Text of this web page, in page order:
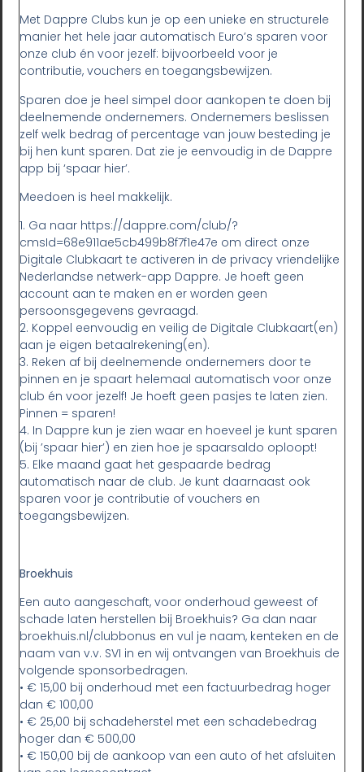
Met Dappre Clubs kun je op een unieke en structurele
manier het hele jaar automatisch Euro’s sparen voor
onze club én voor jezelf: bijvoorbeeld voor je
contributie, vouchers en toegangsbewijzen.
Sparen doe je heel simpel door aankopen te doen bij
deelnemende ondernemers. Ondernemers beslissen
zelf welk bedrag of percentage van jouw besteding je
bij hen kunt sparen. Dat zie je eenvoudig in de Dappre
app bij ‘spaar hier’.
Meedoen is heel makkelijk.
1. Ga naar https://dappre.com/club/?
cmsId=68e911ae5cb499b8f7f1e47e om direct onze
Digitale Clubkaart te activeren in de privacy vriendelijke
Nederlandse netwerk-app Dappre. Je hoeft geen
account aan te maken en er worden geen
persoonsgegevens gevraagd.
2. Koppel eenvoudig en veilig de Digitale Clubkaart(en)
aan je eigen betaalrekening(en).
3. Reken af bij deelnemende ondernemers door te
pinnen en je spaart helemaal automatisch voor onze
club én voor jezelf! Je hoeft geen pasjes te laten zien.
Pinnen = sparen!
4. In Dappre kun je zien waar en hoeveel je kunt sparen
(bij ’spaar hier’) en zien hoe je spaarsaldo oploopt!
5. Elke maand gaat het gespaarde bedrag
automatisch naar de club. Je kunt daarnaast ook
sparen voor je contributie of vouchers en
toegangsbewijzen.
Broekhuis
Een auto aangeschaft, voor onderhoud geweest of
schade laten herstellen bij Broekhuis? Ga dan naar
broekhuis.nl/clubbonus en vul je naam, kenteken en de
naam van v.v. SVI in en wij ontvangen van Broekhuis de
volgende sponsorbedragen.
• € 15,00 bij onderhoud met een factuurbedrag hoger
dan € 100,00
• € 25,00 bij schadeherstel met een schadebedrag
hoger dan € 500,00
• € 150,00 bij de aankoop van een auto of het afsluiten